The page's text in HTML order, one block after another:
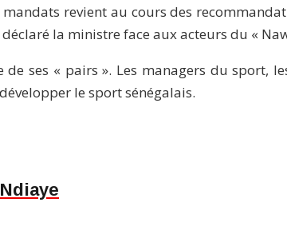
revient au cours des
la ministre face aux acteurs du «
de ses « pairs ». Les managers du
le sport sénégalais.